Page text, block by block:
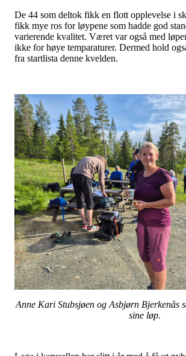
De 44 som deltok fikk en flott opplevelse i
fikk mye ros for løypene som hadde god
varierende kvalitet. Været var også med
ikke for høye temparaturer. Dermed hold
fra startlista denne kvelden.
Anne Kari Stubsjøen og Asbjørn Bjerkenås
sine løp.